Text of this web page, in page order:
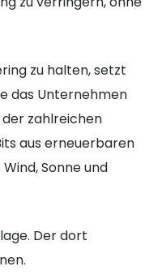
zu halten, setzt
das Unternehmen
zahlreichen
aus erneuerbaren
Sonne und
Der dort